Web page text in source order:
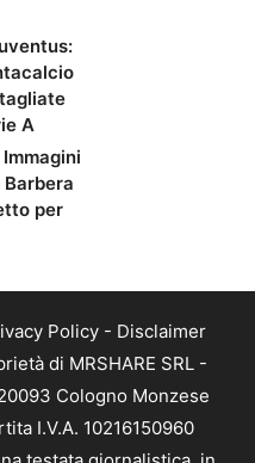
A
per
Policy - Disclaimer
di MRSHARE SRL -
Cologno Monzese
I.V.A. 10216150960